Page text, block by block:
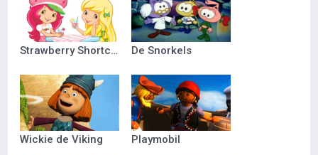
Strawberry Shortcake De Snorkels
Wickie de Viking Playmobil